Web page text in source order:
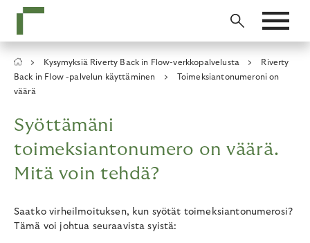
main
Breadcrumb
Kysymyksiä Riverty Back in Flow-verkkopalvelusta
Riverty
Back in Flow -palvelun käyttäminen
Toimeksiantonumeroni on
väärä
Syöttämäni
toimeksiantonumero on väärä.
Mitä voin tehdä?
Saatko virheilmoituksen, kun syötät toimeksiantonumerosi?
Tämä voi johtua seuraavista syistä: